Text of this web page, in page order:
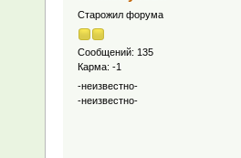
Старожил форума
Сообщений: 135
Карма: -1
-неизвестно-
-неизвестно-